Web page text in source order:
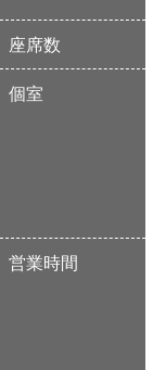
座席数
個室
営業時間